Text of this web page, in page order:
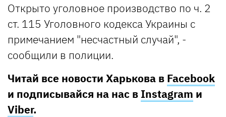
Открыто уголовное производство по ч. 2
ст. 115 Уголовного кодекса Украины с
примечанием "несчастный случай", -
сообщили в полиции.
Читай все новости Харькова в Facebook
и подписывайся на нас в Instagram и
Viber.